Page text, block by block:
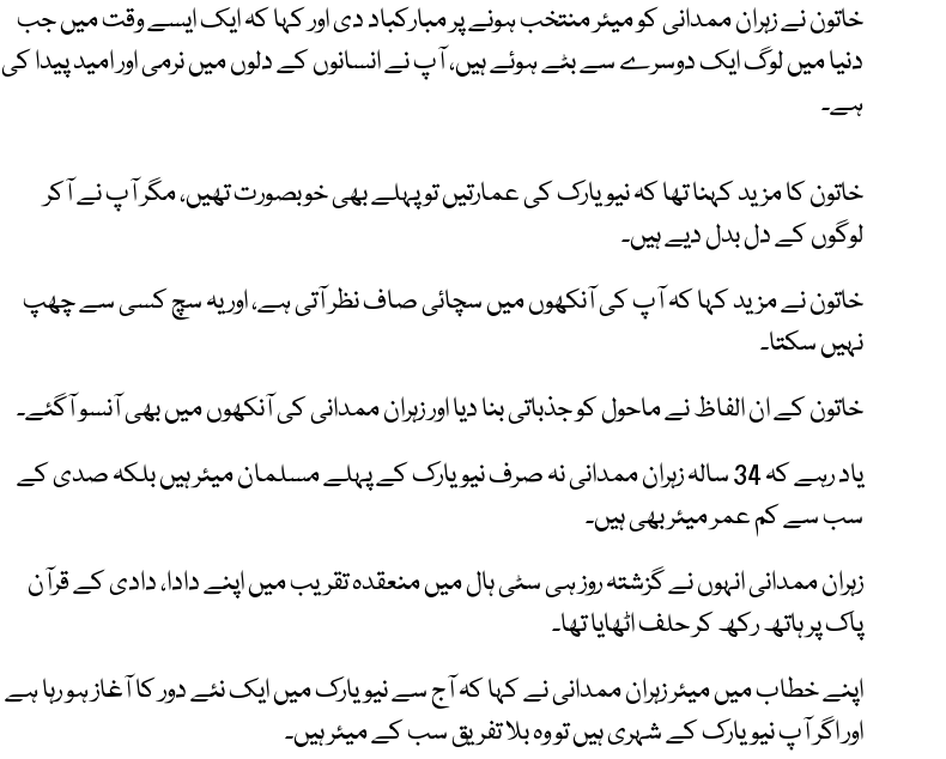
خاتون نے زہران ممدانی کو میئر منتخب ہونے پر مبارکباد دی اور کہا کہ ایک ایسے وقت میں جب
دنیا میں لوگ ایک دوسرے سے بٹے ہوئے ہیں، آپ نے انسانوں کے دلوں میں نرمی اور امید پیدا کی
ہے۔
خاتون کا مزید کہنا تھا کہ نیویارک کی عمارتیں تو پہلے بھی خوبصورت تھیں، مگر آپ نے آکر
لوگوں کے دل بدل دیے ہیں۔
خاتون نے مزید کہا کہ آپ کی آنکھوں میں سچائی صاف نظر آتی ہے، اور یہ سچ کسی سے چھپ
نہیں سکتا۔
خاتون کے ان الفاظ نے ماحول کو جذباتی بنا دیا اور زہران ممدانی کی آنکھوں میں بھی آنسو آگئے۔
یاد رہے کہ 34 سالہ زہران ممدانی نہ صرف نیویارک کے پہلے مسلمان میئر ہیں بلکہ صدی کے
سب سے کم عمر میئر بھی ہیں۔
زہران ممدانی انہوں نے گزشتہ روز ہی سٹی ہال میں منعقدہ تقریب میں اپنے دادا، دادی کے قرآن
پاک پر ہاتھ رکھ کر حلف اٹھایا تھا۔
اپنے خطاب میں میئر زہران ممدانی نے کہا کہ آج سے نیویارک میں ایک نئے دور کا آغاز ہو رہا ہے
اور اگر آپ نیویارک کے شہری ہیں تو وہ بلا تفریق سب کے میئر ہیں۔